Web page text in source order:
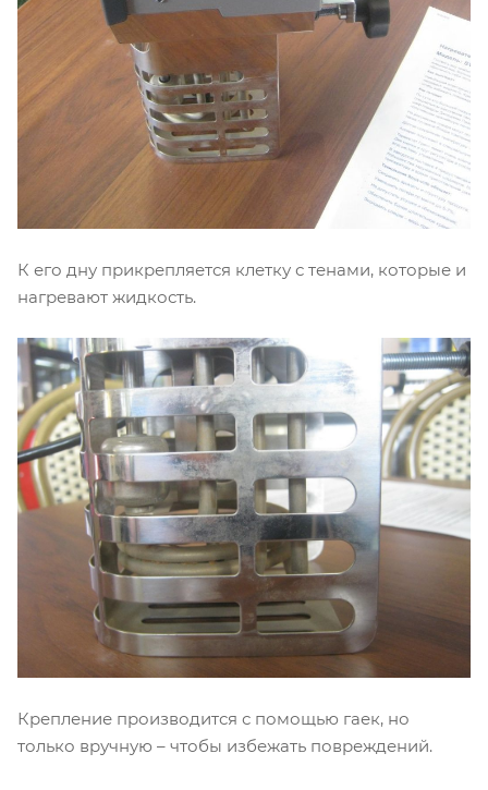
К его дну прикрепляется клетку с тенами, которые и
нагревают жидкость.
Крепление производится с помощью гаек, но
только вручную – чтобы избежать повреждений.